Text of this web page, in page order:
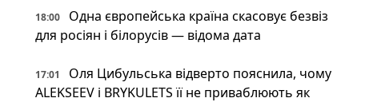
18:00
Одна європейська країна скасовує безвіз
для росіян і білорусів — відома дата
17:01
Оля Цибульська відверто пояснила, чому
ALEKSEEV і BRYKULETS її не приваблюють як